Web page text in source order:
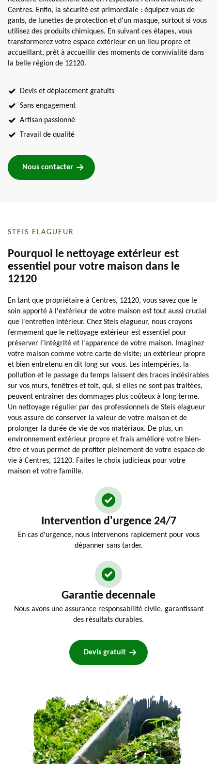
Centres. Enfin, la sécurité est primordiale : équipez-vous de
gants, de lunettes de protection et d'un masque, surtout si vous
utilisez des produits chimiques. En suivant ces étapes, vous
transformerez votre espace extérieur en un lieu propre et
accueillant, prêt à accueillir des moments de convivialité dans
la belle région de 12120.
Devis et déplacement gratuits
Sans engagement
Artisan passionné
Travail de qualité
Nous contacter
STEIS ELAGUEUR
Pourquoi le nettoyage extérieur est
essentiel pour votre maison dans le
12120
En tant que propriétaire à Centres, 12120, vous savez que le
soin apporté à l'extérieur de votre maison est tout aussi crucial
que l'entretien intérieur. Chez Steis elagueur, nous croyons
fermement que le nettoyage extérieur est essentiel pour
préserver l'intégrité et l'apparence de votre maison. Imaginez
votre maison comme votre carte de visite; un extérieur propre
et bien entretenu en dit long sur vous. Les intempéries, la
pollution et le passage du temps laissent des traces indésirables
sur vos murs, fenêtres et toit, qui, si elles ne sont pas traitées,
peuvent entraîner des dommages plus coûteux à long terme.
Un nettoyage régulier par des professionnels de Steis elagueur
vous assure de conserver la valeur de votre maison et de
prolonger la durée de vie de vos matériaux. De plus, un
environnement extérieur propre et frais améliore votre bien-
être et vous permet de profiter pleinement de votre espace de
vie à Centres, 12120. Faites le choix judicieux pour votre
maison et votre famille.
Intervention d'urgence 24/7
En cas d'urgence, nous intervenons rapidement pour vous
dépanner sans tarder.
Garantie decennale
Nous avons une assurance responsabilité civile, garantissant
des résultats durables.
Devis gratuit